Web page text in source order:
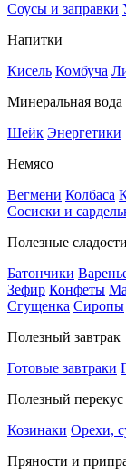
Соусы и заправки
Напитки
Кисель Комбуча
Минеральная вода
Шейк Энергетики
Немясо
Вегмени Колбаса
Сосиски и
Полезные сладости
Батончики
Зефир Конфеты
Сгущенка Сиропы
Полезный завтрак
Готовые завтраки
Полезный перекус
Козинаки Орехи,
Пряности и